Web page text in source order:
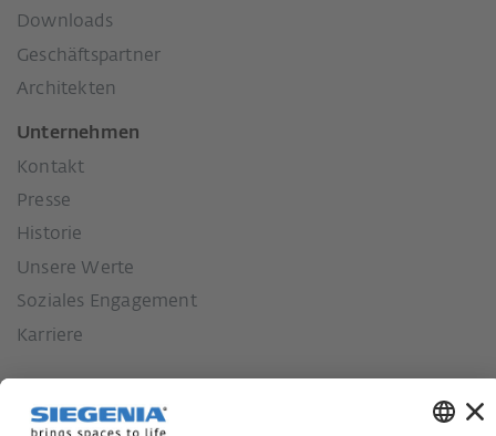
Downloads
Geschäftspartner
Architekten
Unternehmen
Kontakt
Presse
Historie
Unsere Werte
Soziales Engagement
Karriere